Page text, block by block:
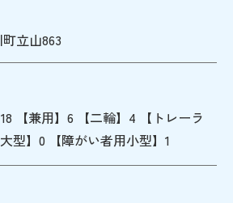
立山863
【兼用】6 【二輪】4 【トレーラ
型】0 【障がい者用小型】1